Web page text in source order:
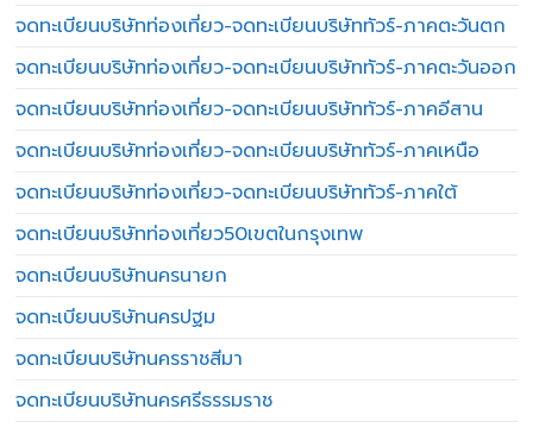
จดทะเบียนบริษัทท่องเที่ยว-จดทะเบียนบริษัททัวร์-ภาคตะวันตก
จดทะเบียนบริษัทท่องเที่ยว-จดทะเบียนบริษัททัวร์-ภาคตะวันออก
จดทะเบียนบริษัทท่องเที่ยว-จดทะเบียนบริษัททัวร์-ภาคอีสาน
จดทะเบียนบริษัทท่องเที่ยว-จดทะเบียนบริษัททัวร์-ภาคเหนือ
จดทะเบียนบริษัทท่องเที่ยว-จดทะเบียนบริษัททัวร์-ภาคใต้
จดทะเบียนบริษัทท่องเที่ยว50เขตในกรุงเทพ
จดทะเบียนบริษัทนครนายก
จดทะเบียนบริษัทนครปฐม
จดทะเบียนบริษัทนครราชสีมา
จดทะเบียนบริษัทนครศรีธรรมราช